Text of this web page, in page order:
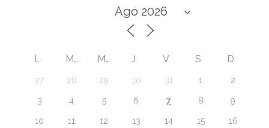
L M M J V S D
27 28 29 30 31 1 2
3 4 5 6 7 8 9
10 11 12 13 14 15 16